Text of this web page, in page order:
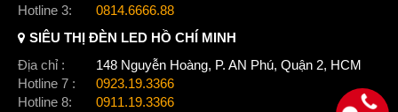
Hotline 3:
0814.6666.88
SIÊU THỊ ĐÈN LED HỒ CHÍ MINH
Địa chỉ :
148 Nguyễn Hoàng, P. AN Phú, Quận 2, HCM
Hotline 7 :
0923.19.3366
Hotline 8:
0911.19.3366